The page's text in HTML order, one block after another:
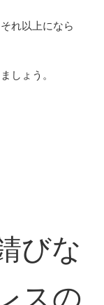
れ以上になら
しょう。
びな
スの